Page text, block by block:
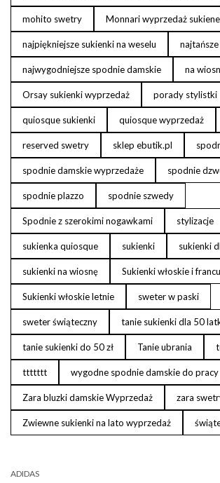
mohito swetry Monnari wyprzedaż
najpiękniejsze sukienki na weselu
najwygodniejsze spodnie damskie na
Orsay sukienki wyprzedaż porady stylistki
quiosque sukienki quiosque wyprzedaż
reserved swetry sklep ebutik.pl
spodnie damskie wyprzedaże spodnie
spodnie plazzo spodnie szwedy
Spodnie z szerokimi nogawkami stylizacje
sukienka quiosque sukienki sukienki
sukienki na wiosnę Sukienki włoskie i
Sukienki włoskie letnie sweter w paski
sweter świąteczny tanie sukienki dla 50
tanie sukienki do 50 zł Tanie ubrania
ttttttt wygodne spodnie damskie do pracy
Zara bluzki damskie Wyprzedaż zara
Zwiewne sukienki na lato wyprzedaż
ADIDAS